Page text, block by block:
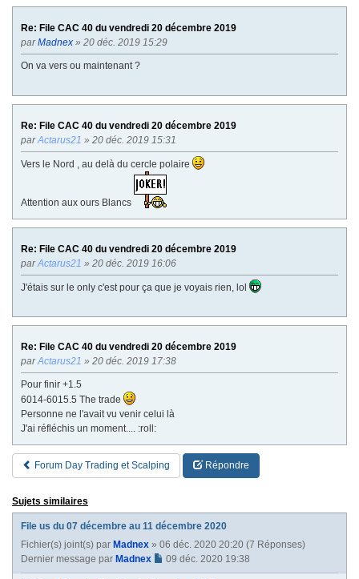
Re: File CAC 40 du vendredi 20 décembre 2019
parMadnex » 20 déc. 2019 15:29
On va vers ou maintenant ?
Re: File CAC 40 du vendredi 20 décembre 2019
parActarus21 » 20 déc. 2019 15:31
Vers le Nord , au delà du cercle polaire
Attention aux ours Blancs
Re: File CAC 40 du vendredi 20 décembre 2019
parActarus21 » 20 déc. 2019 16:06
J'étais sur le only c'est pour ça que je voyais rien, lol
Re: File CAC 40 du vendredi 20 décembre 2019
parActarus21 » 20 déc. 2019 17:38
Pour finir +1.5
6014-6015.5 The trade
Personne ne l'avait vu venir celui là
J'ai réfléchis un moment.... :roll:
Forum Day Trading et Scalping Répondre
Sujets similaires
File us du 07 décembre au 11 décembre 2020
Fichier(s) joint(s) par Madnex » 06 déc. 2020 20:20 (7 Réponses)
Dernier message par Madnex 09 déc. 2020 19:38